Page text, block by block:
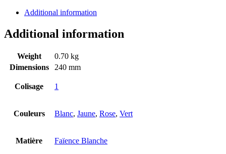
Additional information
Additional information
Weight
0.70 kg
Dimensions
240 mm
Colisage 1
Couleurs Blanc, Jaune, Rose, Vert
Matière Faïence Blanche